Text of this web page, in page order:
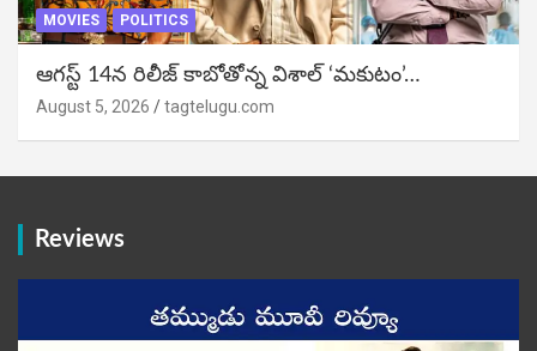
MOVIES POLITICS
ఆగస్ట్ 14న రిలీజ్ కాబోతోన్న విశాల్ ‘మకుటం’…
August 5, 2026 tagtelugu.com
Reviews